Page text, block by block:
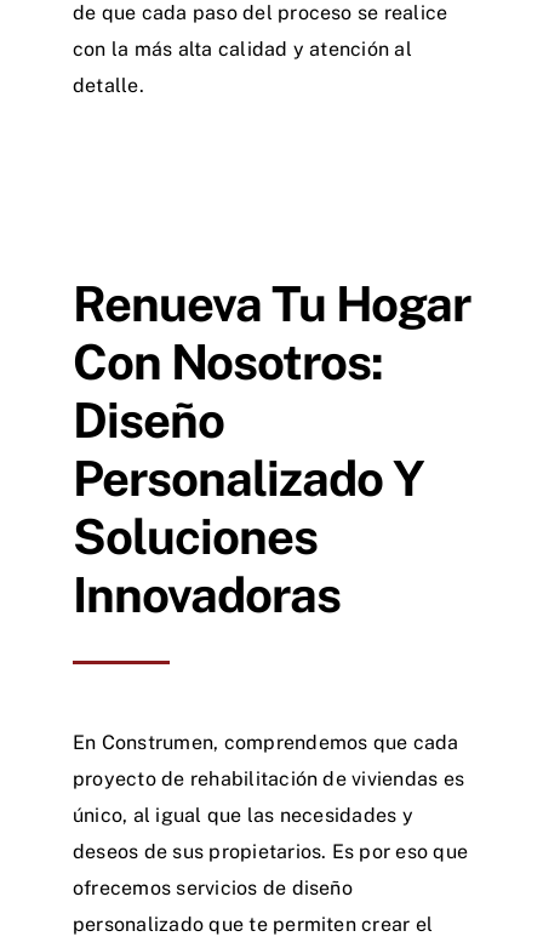
de que cada paso del proceso se realice
con la más alta calidad y atención al
detalle.
Renueva Tu Hogar
Con Nosotros:
Diseño
Personalizado Y
Soluciones
Innovadoras
En Construmen, comprendemos que cada
proyecto de rehabilitación de viviendas es
único, al igual que las necesidades y
deseos de sus propietarios. Es por eso que
ofrecemos servicios de diseño
personalizado que te permiten crear el